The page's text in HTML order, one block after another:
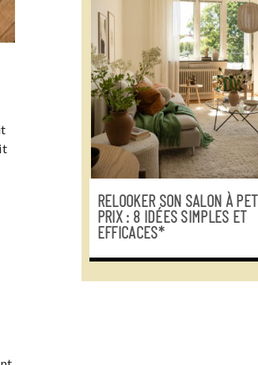
RELOOKER SON SALON À
PRIX : 8 IDÉES SIMPLES ET
EFFICACES*